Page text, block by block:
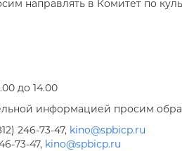
направлять в Комитет по
до 14.00
информацией просим
246-73-47, kino@spbicp.ru
73-47, kino@spbicp.ru